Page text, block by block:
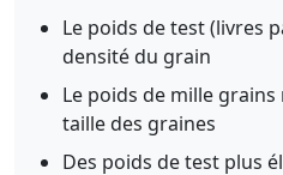
Le poids de test (livres
densité du grain
Le poids de mille
taille des graines
Des poids de test plus